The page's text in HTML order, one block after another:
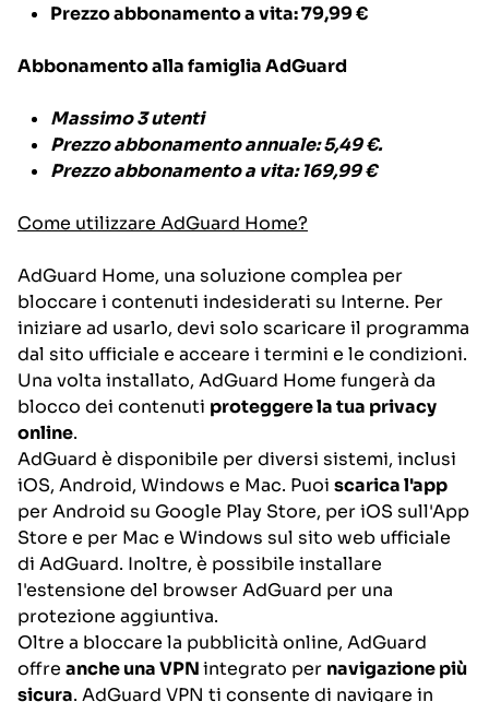
Prezzo abbonamento a vita: 79,99 €
Abbonamento alla famiglia AdGuard
Massimo 3 utenti
Prezzo abbonamento annuale: 5,49 €.
Prezzo abbonamento a vita: 169,99 €
Come utilizzare AdGuard Home?
AdGuard Home, una soluzione complea per
bloccare i contenuti indesiderati su Interne. Per
iniziare ad usarlo, devi solo scaricare il programma
dal sito ufficiale e acceare i termini e le condizioni.
Una volta installato, AdGuard Home fungerà da
blocco dei contenuti proteggere la tua privacy
online.
AdGuard è disponibile per diversi sistemi, inclusi
iOS, Android, Windows e Mac. Puoi scarica l'app
per Android su Google Play Store, per iOS sull'App
Store e per Mac e Windows sul sito web ufficiale
di AdGuard. Inoltre, è possibile installare
l'estensione del browser AdGuard per una
protezione aggiuntiva.
Oltre a bloccare la pubblicità online, AdGuard
offre anche una VPNintegrato per navigazione più
sicura. AdGuard VPN ti consente di navigare in